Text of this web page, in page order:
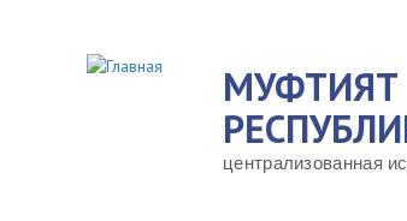
МУФТИЯТ
централизованная